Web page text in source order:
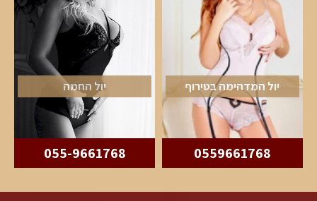
יול המדהימה בטירוף
0559661768
יול החמה
055-9661768